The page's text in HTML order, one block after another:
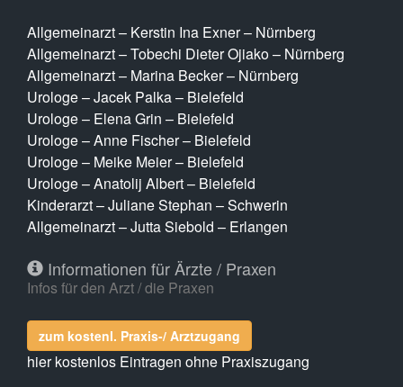
Allgemeinarzt – Kerstin Ina Exner – Nürnberg
Allgemeinarzt – Tobechi Dieter Ojiako – Nürnberg
Allgemeinarzt – Marina Becker – Nürnberg
Urologe – Jacek Palka – Bielefeld
Urologe – Elena Grin – Bielefeld
Urologe – Anne Fischer – Bielefeld
Urologe – Meike Meier – Bielefeld
Urologe – Anatolij Albert – Bielefeld
Kinderarzt – Juliane Stephan – Schwerin
Allgemeinarzt – Jutta Siebold – Erlangen
Informationen für Ärzte / Praxen
Infos für den Arzt / die Praxen
zum kostenl. Praxis-/ Arztzugang
hier kostenlos Eintragen ohne Praxiszugang